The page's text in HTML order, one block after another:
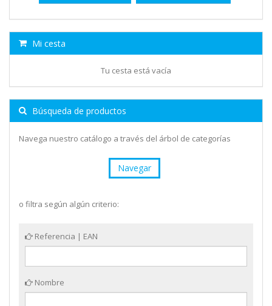
Mi cesta
Tu cesta está vacía
Búsqueda de productos
Navega nuestro catálogo a través del árbol de categorías
Navegar
o filtra según algún criterio:
Referencia | EAN
Nombre